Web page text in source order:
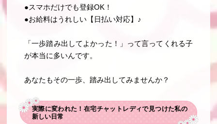
●スマホだけでも登録OK！
●お給料はうれしい【日払い対応】♪
「一歩踏み出してよかった！」って言ってくれる子
が本当に多いんです。
あなたもその一歩、踏み出してみませんか？
実際に変われた！在宅チャットレディで見つけた私の
新しい日常